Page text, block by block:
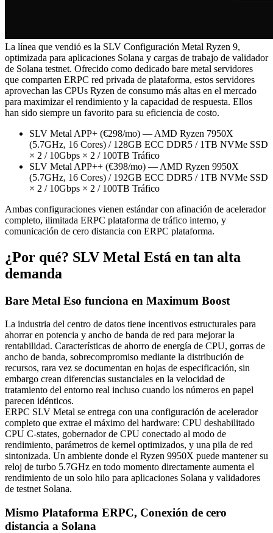
La línea que vendió es la SLV Configuración Metal Ryzen 9,
optimizada para aplicaciones Solana y cargas de trabajo de validador
de Solana testnet. Ofrecido como dedicado bare metal servidores
que comparten ERPC red privada de plataforma, estos servidores
aprovechan las CPUs Ryzen de consumo más altas en el mercado
para maximizar el rendimiento y la capacidad de respuesta. Ellos
han sido siempre un favorito para su eficiencia de costo.
SLV Metal APP+ (€298/mo) — AMD Ryzen 7950X
(5.7GHz, 16 Cores) / 128GB ECC DDR5 / 1TB NVMe SSD
× 2 / 10Gbps × 2 / 100TB Tráfico
SLV Metal APP++ (€398/mo) — AMD Ryzen 9950X
(5.7GHz, 16 Cores) / 192GB ECC DDR5 / 1TB NVMe SSD
× 2 / 10Gbps × 2 / 100TB Tráfico
Ambas configuraciones vienen estándar con afinación de acelerador
completo, ilimitada ERPC plataforma de tráfico interno, y
comunicación de cero distancia con ERPC plataforma.
¿Por qué? SLV Metal Está en tan alta
demanda
Bare Metal Eso funciona en Maximum Boost
La industria del centro de datos tiene incentivos estructurales para
ahorrar en potencia y ancho de banda de red para mejorar la
rentabilidad. Características de ahorro de energía de CPU, gorras de
ancho de banda, sobrecompromiso mediante la distribución de
recursos, rara vez se documentan en hojas de especificación, sin
embargo crean diferencias sustanciales en la velocidad de
tratamiento del entorno real incluso cuando los números en papel
parecen idénticos.
ERPC SLV Metal se entrega con una configuración de acelerador
completo que extrae el máximo del hardware: CPU deshabilitado
CPU C-states, gobernador de CPU conectado al modo de
rendimiento, parámetros de kernel optimizados, y una pila de red
sintonizada. Un ambiente donde el Ryzen 9950X puede mantener su
reloj de turbo 5.7GHz en todo momento directamente aumenta el
rendimiento de un solo hilo para aplicaciones Solana y validadores
de testnet Solana.
Mismo Plataforma ERPC, Conexión de cero
distancia a Solana